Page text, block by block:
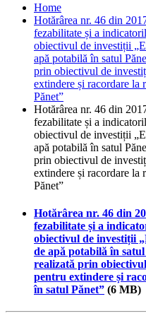
Home
Hotărârea nr. 46 din
fezabilitate și a
obiectivul de investiții
apă potabilă în satul
prin obiectivul de
extindere și racordare la
Pănet”
Hotărârea nr. 46 din
fezabilitate și a
obiectivul de investiții
apă potabilă în satul
prin obiectivul de
extindere și racordare la
Pănet”
Hotărârea nr. 46 din
fezabilitate și a
obiectivul de investiții
de apă potabilă în
realizată prin
pentru extindere și
în satul Pănet” (6 MB)